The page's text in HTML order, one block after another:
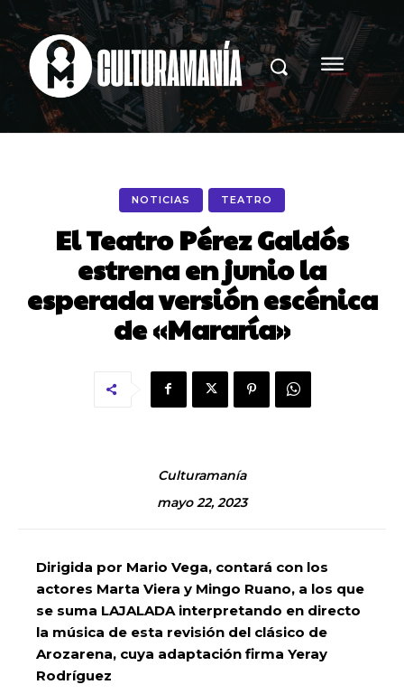
NOTICIAS TEATRO
El Teatro Pérez Galdós
estrena en junio la
esperada versión escénica
de «Mararía»
Culturamanía
mayo 22, 2023
Dirigida por Mario Vega, contará con los
actores Marta Viera y Mingo Ruano, a los que
se suma LAJALADA interpretando en directo
la música de esta revisión del clásico de
Arozarena, cuya adaptación firma Yeray
Rodríguez